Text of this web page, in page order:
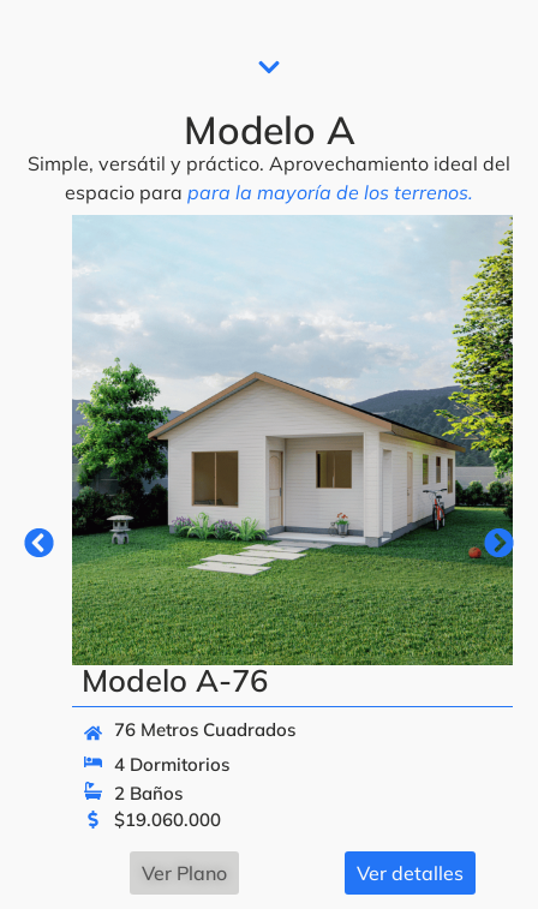
Modelo A
Simple, versátil y práctico. Aprovechamiento ideal del
espacio para para la mayoría de los terrenos.
Modelo A-76
76 Metros Cuadrados
4 Dormitorios
2 Baños
$19.060.000
Ver Plano Ver detalles